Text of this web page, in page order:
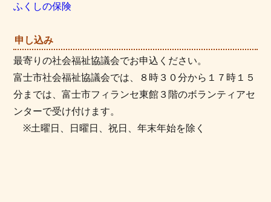
ふくしの保険
申し込み
最寄りの社会福祉協議会でお申込ください。
富士市社会福祉協議会では、８時３０分から１７時１５
分までは、富士市フィランセ東館３階のボランティアセ
ンターで受け付けます。
※土曜日、日曜日、祝日、年末年始を除く